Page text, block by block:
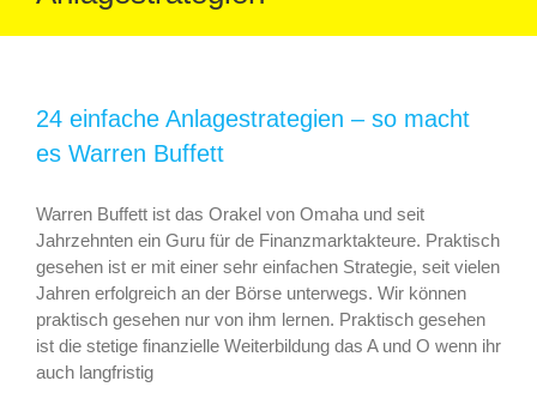
24 einfache Anlagestrategien – so macht
es Warren Buffett
Warren Buffett ist das Orakel von Omaha und seit
Jahrzehnten ein Guru für de Finanzmarktakteure. Praktisch
gesehen ist er mit einer sehr einfachen Strategie, seit vielen
Jahren erfolgreich an der Börse unterwegs. Wir können
praktisch gesehen nur von ihm lernen. Praktisch gesehen
ist die stetige finanzielle Weiterbildung das A und O wenn ihr
auch langfristig